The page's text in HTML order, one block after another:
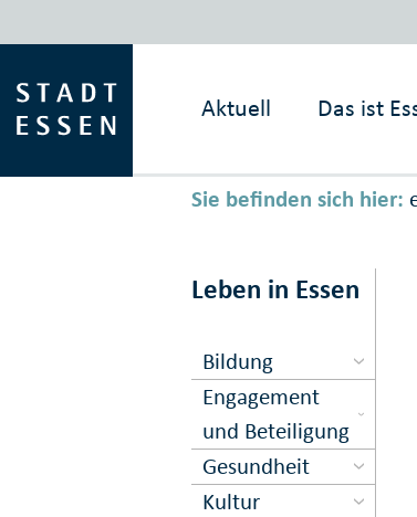
Aktuell Das ist
Sie befinden sich hier:
Leben in Essen
Bildung
Engagement
und Beteiligung
Gesundheit
Kultur